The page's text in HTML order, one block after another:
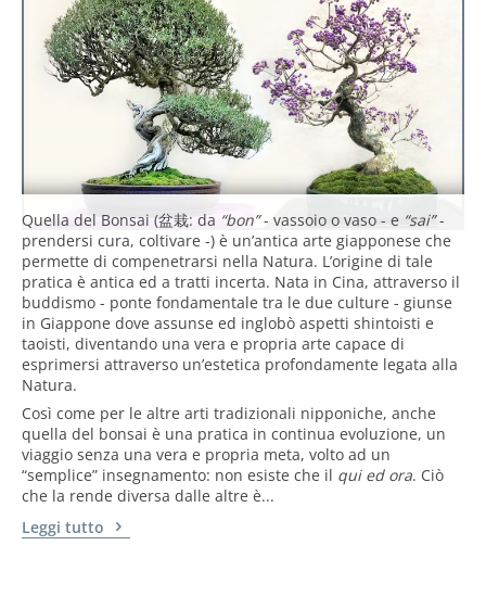
Quella del Bonsai (盆栽: da “bon”- vassoio o vaso - e “sai”-
prendersi cura, coltivare -) è un’antica arte giapponese che
permette di compenetrarsi nella Natura. L’origine di tale
pratica è antica ed a tratti incerta. Nata in Cina, attraverso il
buddismo - ponte fondamentale tra le due culture - giunse
in Giappone dove assunse ed inglobò aspetti shintoisti e
taoisti, diventando una vera e propria arte capace di
esprimersi attraverso un’estetica profondamente legata alla
Natura.
Così come per le altre arti tradizionali nipponiche, anche
quella del bonsai è una pratica in continua evoluzione, un
viaggio senza una vera e propria meta, volto ad un
“semplice” insegnamento: non esiste che il qui ed ora. Ciò
che la rende diversa dalle altre è...
Leggi tutto